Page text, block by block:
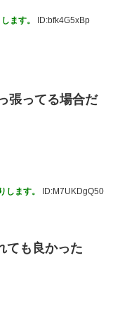
ｗｗ
のファフナー？」モバP
決定！！
ます。 ID:bfk4G5xBp
張ってる場合だ
ます。 ID:M7UKDgQ50
ても良かった